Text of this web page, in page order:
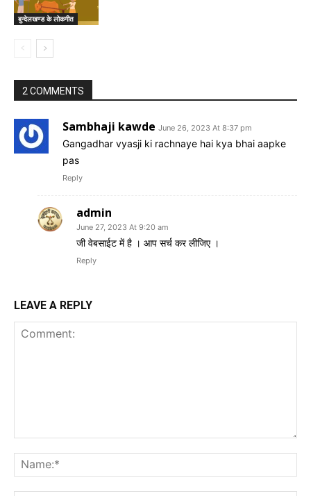
बुन्देलखण्ड के लोकगीत
2 COMMENTS
Sambhaji kawde June 26, 2023 At 8:37 pm
Gangadhar vyasji ki rachnaye hai kya bhai aapke
pas
Reply
admin
June 27, 2023 At 9:20 am
जी वेबसाईट में है । आप सर्च कर लीजिए ।
Reply
LEAVE A REPLY